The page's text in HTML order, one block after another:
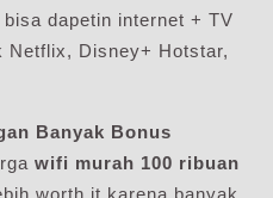
dapetin internet + TV
Netflix, Disney+ Hotstar,
Banyak Bonus
wifi murah 100 ribuan
worth it karena banyak